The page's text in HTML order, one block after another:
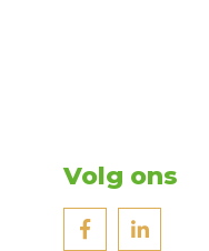
Volg ons